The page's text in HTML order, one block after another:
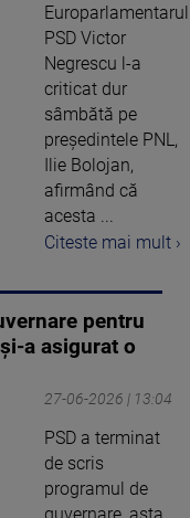
Europarlamentarul
PSD Victor
Negrescu l-a
criticat dur
sâmbătă pe
președintele PNL,
Ilie Bolojan,
afirmând că
acesta ...
Citeste mai mult ›
pentru
a asigurat o
27-06-2026 | 13:04
PSD a terminat
de scris
programul de